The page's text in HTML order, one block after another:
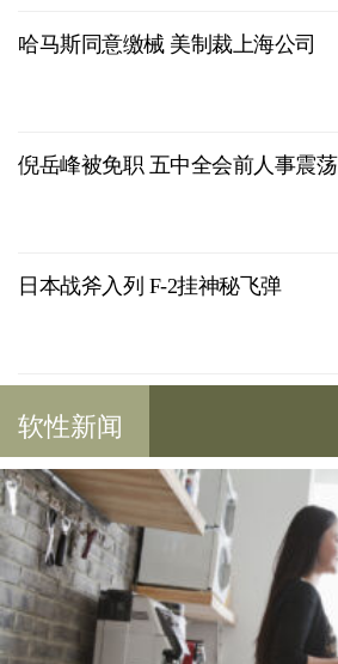
哈马斯同意缴械 美制裁上海公司
倪岳峰被免职 五中全会前人事震荡
日本战斧入列 F-2挂神秘飞弹
软性新闻